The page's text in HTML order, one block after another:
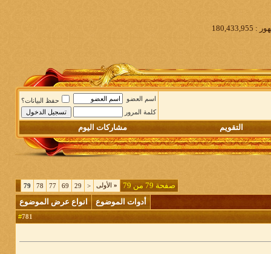
اسم العضو
حفظ البيانات؟
كلمة المرور
التقويم مشاركات اليوم
صفحة 79 من 79 « الأولى <
29
69
77
78
79
أدوات الموضوع انواع عرض الموضوع
781